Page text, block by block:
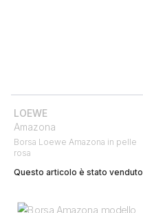
LOEWE
Amazona
Borsa Loewe Amazona in pelle
rosa
Questo articolo è stato venduto